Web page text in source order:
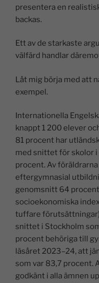
presentera en
backas.
Ett av de starkaste
välfärd handlar
Låt mig börja med att
exempel.
Internationella
knappt 1 200 elever
81 procent har
med snittet för skolor i
procent. Av
eftergymnasial
genomsnitt 64
socioekonomiska
tuffare
snittet i Stockholm
procent behöriga till
läsåret 2023–24, att
som var 83,7 procent.
godkänt i alla ämnen